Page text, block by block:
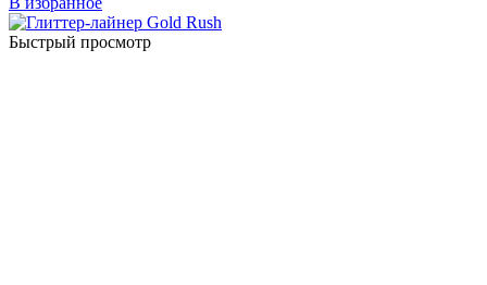
Быстрый просмотр